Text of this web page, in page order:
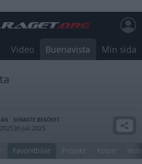
Video Buenavista Min sida
SENASTE BESÖKET
30 juli 2025
Favoritbilar Projekt Foton